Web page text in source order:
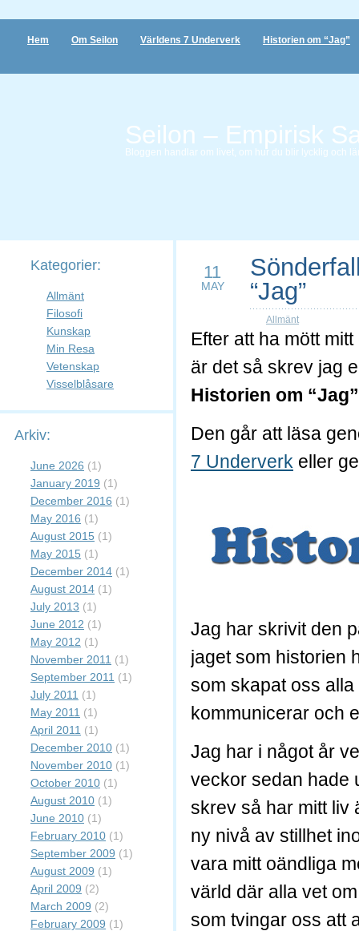
Hem Om Seilon Världens 7 Underverk Historien om “Jag”
Seilon – Empirisk
Bloggen handlar om livet, om hur du blir lycklig och
Kategorier:
Allmänt
Filosofi
Kunskap
Min Resa
Vetenskap
Visselblåsare
Arkiv:
June 2026 (1)
January 2019 (1)
December 2016 (1)
May 2016 (1)
August 2015 (1)
May 2015 (1)
December 2014 (1)
August 2014 (1)
July 2013 (1)
June 2012 (1)
May 2012 (1)
November 2011 (1)
September 2011 (1)
July 2011 (1)
May 2011 (1)
April 2011 (1)
December 2010 (1)
November 2010 (1)
October 2010 (1)
August 2010 (1)
June 2010 (1)
February 2010 (1)
September 2009 (1)
August 2009 (1)
April 2009 (2)
March 2009 (2)
February 2009 (1)
11
MAY
“Jag”
Allmänt
Efter att ha mött
är det så skrev jag
Historien om “Jag”
Den går att läsa
7 Underverk eller
Jag har skrivit den
jaget som historien
som skapat oss
kommunicerar och
Jag har i något år
veckor sedan hade
skrev så har mitt liv
ny nivå av stillhet
vara mitt oändliga
värld där alla vet
som tvingar oss att